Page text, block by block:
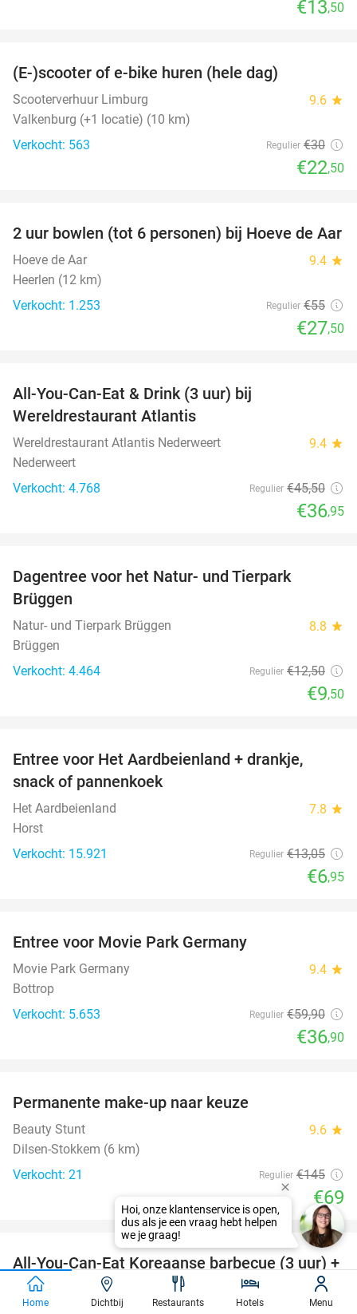
€13,50
(E-)scooter of e-bike huren (hele dag)
Scooterverhuur Limburg 9.6 star
Valkenburg (+1 locatie) (10 km)
Verkocht: 563
Regulier €30
€22,50
50%
2 uur bowlen (tot 6 personen) bij Hoeve de Aar
Hoeve de Aar 9.4 star
Heerlen (12 km)
Verkocht: 1.253
Regulier €55
€27,50
All-You-Can-Eat & Drink (3 uur) bij
Wereldrestaurant Atlantis
Wereldrestaurant Atlantis Nederweert 9.4 star
Nederweert
Verkocht: 4.768
Regulier €45,50
€36,95
Dagentree voor het Natur- und Tierpark
Brüggen
Natur- und Tierpark Brüggen 8.8 star
Brüggen
Verkocht: 4.464
Regulier €12,50
€9,50
Entree voor Het Aardbeienland + drankje,
snack of pannenkoek
Het Aardbeienland 7.8 star
Horst
Verkocht: 15.921
Regulier €13,05
€6,95
Entree voor Movie Park Germany
Movie Park Germany 9.4 star
Bottrop
Verkocht: 5.653
Regulier €59,90
€36,90
Permanente make-up naar keuze
Beauty Stunt 9.6 star
Dilsen-Stokkem (6 km)
Verkocht: 21
Regulier €145
€69
21%
favorite_border
All-You-Can-Eat Koreaanse barbecue (3 uur) +
wokbuffet + sushi + teppanyaki
Home Dichtbij Restaurants Hotels Menu